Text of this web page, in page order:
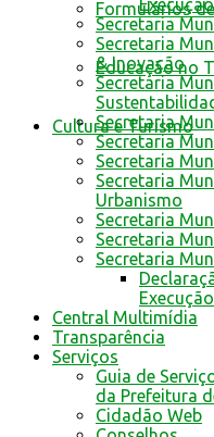
Formulários
Educação no
Cultura e Turismo
Secretaria
Secretaria
& Inovação
Secretaria
Secretaria
Secretaria
Secretaria
Secretaria
Urbanismo
Secretaria
Secretaria
Secretaria
Central Multimídia
Transparência
Serviços
Guia de
da Prefeitura
Cidadão Web